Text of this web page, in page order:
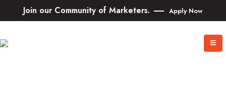
Join our Community of Marketers. Apply Now